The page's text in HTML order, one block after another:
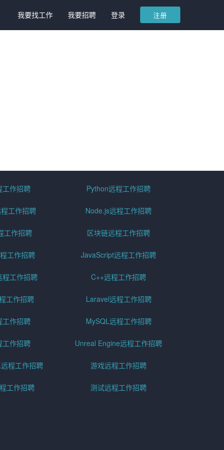
我要找工作 我要招聘 登录 注册
工作招聘 Python远程工作招聘
工作招聘 Node.js远程工作招聘
工作招聘 区块链远程工作招聘
工作招聘 JavaScript远程工作招聘
程工作招聘 C++远程工作招聘
工作招聘 Laravel远程工作招聘
工作招聘 MySQL远程工作招聘
工作招聘 Unreal Engine远程工作招聘
程工作招聘 游戏远程工作招聘
工作招聘 测试远程工作招聘